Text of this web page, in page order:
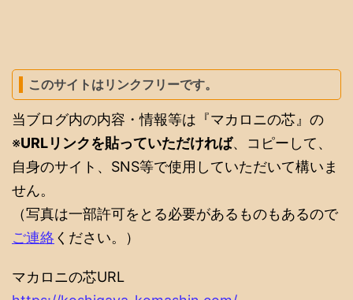
このサイトはリンクフリーです。
当ブログ内の内容・情報等は『マカロニの芯』の
※URLリンクを貼っていただければ、コピーして、
自身のサイト、SNS等で使用していただいて構いま
せん。
（写真は一部許可をとる必要があるものもあるので
ご連絡 ください。）
マカロニの芯URL